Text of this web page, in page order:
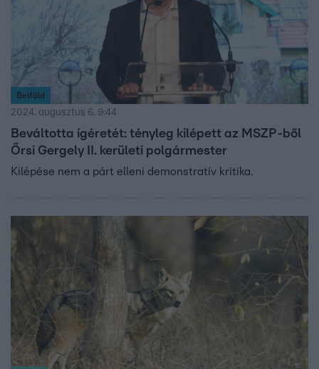
Belföld
2024. augusztus 6. 9:44
Beváltotta ígéretét: tényleg kilépett az MSZP-ből
Őrsi Gergely II. kerületi polgármester
Kilépése nem a párt elleni demonstratív kritika.